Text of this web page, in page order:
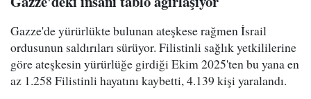
Gazze'de yürürlükte bulunan ateşkese rağmen İsrail
ordusunun saldırıları sürüyor. Filistinli sağlık yetkililerine
göre ateşkesin yürürlüğe girdiği Ekim 2025'ten bu yana en
az 1.258 Filistinli hayatını kaybetti, 4.139 kişi yaralandı.